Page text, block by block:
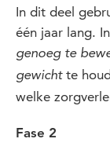
In dit deel
één jaar lang.
genoeg te
gewichtte
welke
Fase 2